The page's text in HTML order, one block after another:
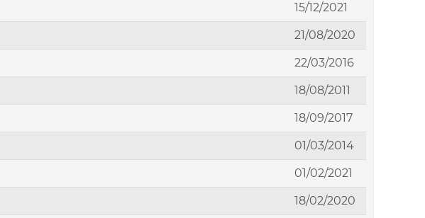
15/12/2021
21/08/2020
22/03/2016
18/08/2011
18/09/2017
01/03/2014
01/02/2021
18/02/2020